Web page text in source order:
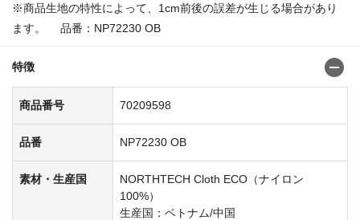
※商品生地の特性によって、1cm前後の誤差が生じる場合があり
ます。 品番：NP72230 OB
特徴
商品番号 70209598
品番 NP72230 OB
素材・生産国
NORTHTECH Cloth ECO（ナイロン
100%）
生産国：ベトナム/中国